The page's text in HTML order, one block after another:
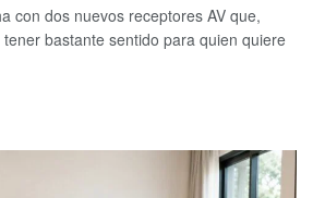
con dos nuevos receptores AV que,
bastante sentido para quien quiere